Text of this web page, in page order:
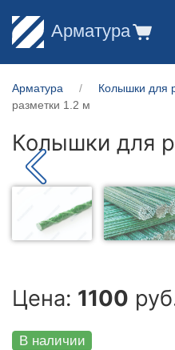
Арматура
Арматура Колышки для
разметки 1.2 м
Колышки для
Цена: 1100
В наличии